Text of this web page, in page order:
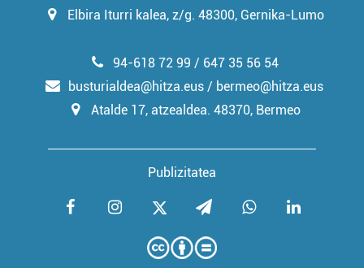
Elbira Iturri kalea, z/g. 48300, Gernika-Lumo
Publizitatea
94-618 72 99 / 647 35 56 54
busturialdea@hitza.eus / bermeo@hitza.eus
Atalde 17, atzealdea. 48370, Bermeo